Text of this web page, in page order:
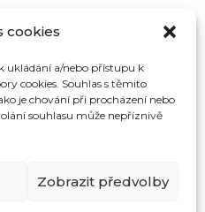
cookies
ukládání a/nebo přístupu k
cookies. Souhlas s těmito
je chování při procházení nebo
souhlasu může nepříznivě
Zobrazit předvolby